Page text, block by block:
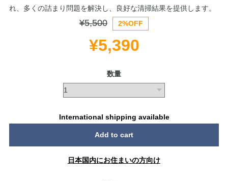
れ、多くの詰まり問題を解決し、良好な清掃結果を提供します。
¥5,500 2%OFF
¥5,390
数量
International shipping available
Add to cart
日本国内にお住まいの方向け